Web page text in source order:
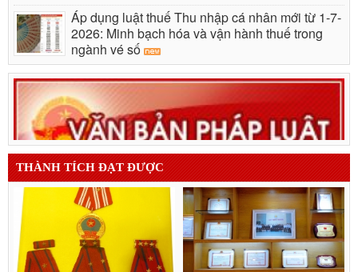
Áp dụng luật thuế Thu nhập cá nhân mới từ 1-7-
2026: Minh bạch hóa và vận hành thuế trong
ngành vé số
THÀNH TÍCH ĐẠT ĐƯỢC